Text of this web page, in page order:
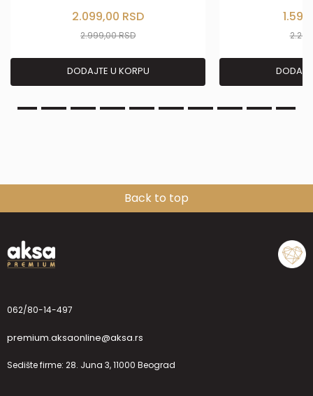
2.099,00 RSD
2.999,00RSD
DODAJTE U KORPU
Back to top
062/80-14-497
premium.aksaonline@aksa.rs
Sedište firme: 28. Juna 3, 11000 Beograd